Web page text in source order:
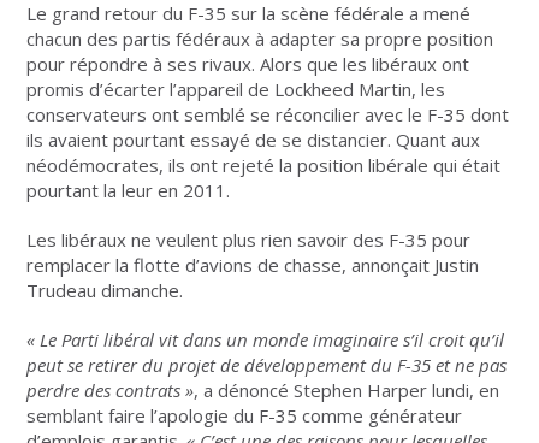
Le grand retour du F-35 sur la scène fédérale a mené
chacun des partis fédéraux à adapter sa propre position
pour répondre à ses rivaux. Alors que les libéraux ont
promis d’écarter l’appareil de Lockheed Martin, les
conservateurs ont semblé se réconcilier avec le F-35 dont
ils avaient pourtant essayé de se distancier. Quant aux
néodémocrates, ils ont rejeté la position libérale qui était
pourtant la leur en 2011.
Les libéraux ne veulent plus rien savoir des F-35 pour
remplacer la flotte d’avions de chasse, annonçait Justin
Trudeau dimanche.
« Le Parti libéral vit dans un monde imaginaire s’il croit qu’il
peut se retirer du projet de développement du F-35 et ne pas
perdre des contrats », a dénoncé Stephen Harper lundi, en
semblant faire l’apologie du F-35 comme générateur